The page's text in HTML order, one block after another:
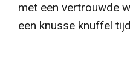
met een vertrouwde
een knusse knuffel